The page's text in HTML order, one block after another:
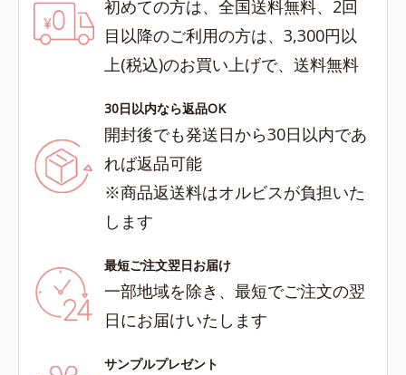
初めての方は、全国送料無料、2回
目以降のご利用の方は、3,300円以
上(税込)のお買い上げで、送料無料
30日以内なら返品OK
開封後でも発送日から30日以内であ
れば返品可能
※商品返送料はオルビスが負担いた
します
最短ご注文翌日お届け
一部地域を除き、最短でご注文の翌
日にお届けいたします
サンプルプレゼント